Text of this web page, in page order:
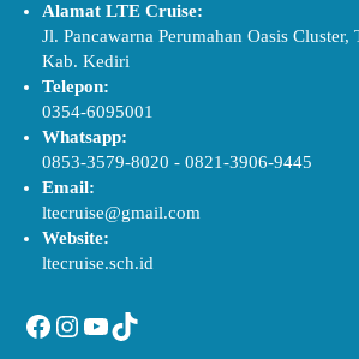
Alamat LTE Cruise:
Jl. Pancawarna Perumahan Oasis Cluster,
Kab. Kediri
Telepon:
0354-6095001
Whatsapp:
0853-3579-8020 - 0821-3906-9445
Email:
ltecruise@gmail.com
Website:
ltecruise.sch.id
Facebook
Instagram
YouTube
TikTok